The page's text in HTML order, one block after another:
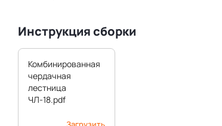
Инструкция сборки
Комбинированная
чердачная
лестница
ЧЛ-18.pdf